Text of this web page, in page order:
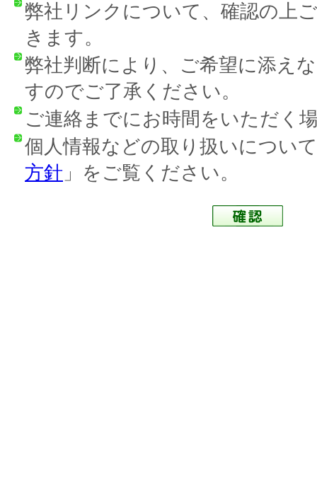
弊社リンクについて、確認の上
きます。
弊社判断により、ご希望に添え
すのでご了承ください。
ご連絡までにお時間をいただく
個人情報などの取り扱いについ
方針 」をご覧ください。